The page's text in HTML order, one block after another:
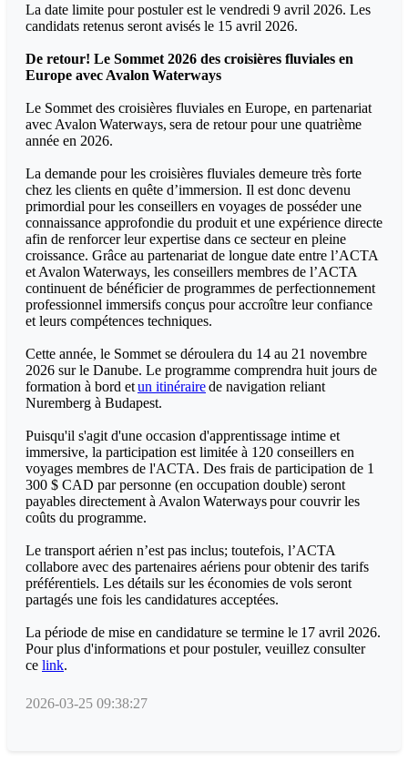
La date limite pour postuler est le vendredi 9 avril 2026. Les
candidats retenus seront avisés le 15 avril 2026.
De retour! Le Sommet 2026 des croisières fluviales en
Europe avec Avalon Waterways
Le Sommet des croisières fluviales en Europe, en partenariat
avec Avalon Waterways, sera de retour pour une quatrième
année en 2026.
La demande pour les croisières fluviales demeure très forte
chez les clients en quête d’immersion. Il est donc devenu
primordial pour les conseillers en voyages de posséder une
connaissance approfondie du produit et une expérience directe
afin de renforcer leur expertise dans ce secteur en pleine
croissance. Grâce au partenariat de longue date entre l’ACTA
et Avalon Waterways, les conseillers membres de l’ACTA
continuent de bénéficier de programmes de perfectionnement
professionnel immersifs conçus pour accroître leur confiance
et leurs compétences techniques.
Cette année, le Sommet se déroulera du 14 au 21 novembre
2026 sur le Danube. Le programme comprendra huit jours de
formation à bord etun itinérairede navigation reliant
Nuremberg à Budapest.
Puisqu'il s'agit d'une occasion d'apprentissage intime et
immersive, la participation est limitée à 120 conseillers en
voyages membres de l'ACTA. Des frais de participation de 1
300 $ CAD par personne (en occupation double) seront
payables directement à Avalon Waterways pour couvrir les
coûts du programme.
Le transport aérien n’est pas inclus; toutefois, l’ACTA
collabore avec des partenaires aériens pour obtenir des tarifs
préférentiels. Les détails sur les économies de vols seront
partagés une fois les candidatures acceptées.
La période de mise en candidature se termine le 17 avril 2026.
Pour plus d'informations et pour postuler, veuillez consulter
ce link.
2026-03-25 09:38:27